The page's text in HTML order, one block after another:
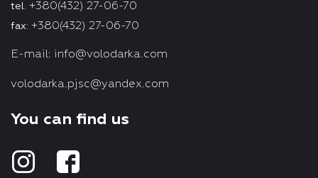
tel. +380(432) 27-06-70
fax: +380(432) 27-06-70
E-mail: info@volodarka.com
volodarka.pjsc@yandex.com
You can find us